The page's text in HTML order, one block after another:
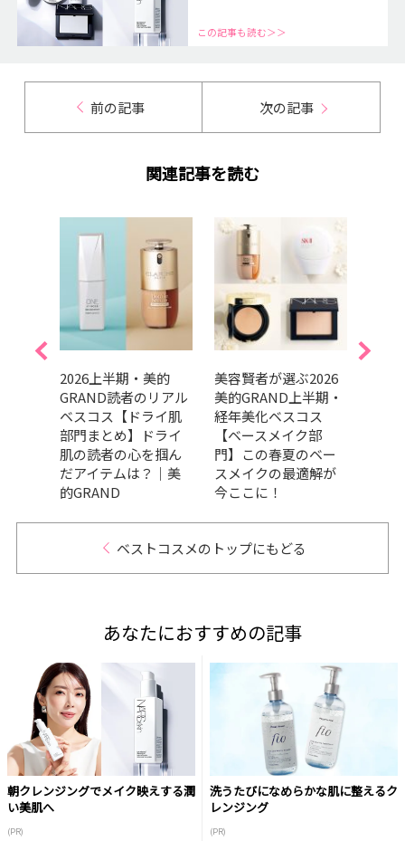
この記事も読む＞＞
前の記事 次の記事
関連記事を読む
2026上半期・美的
GRAND読者のリアル
ベスコス【ドライ肌
部門まとめ】ドライ
肌の読者の心を掴ん
だアイテムは？｜美
的GRAND
美容賢者が選ぶ2026
美的GRAND上半期・
経年美化ベスコス
【ベースメイク部
門】この春夏のベー
スメイクの最適解が
今ここに！
ベストコスメのトップにもどる
あなたにおすすめの記事
朝クレンジングでメイク映えする潤
い美肌へ
(PR)
洗うたびになめらかな肌に整えるク
レンジング
(PR)